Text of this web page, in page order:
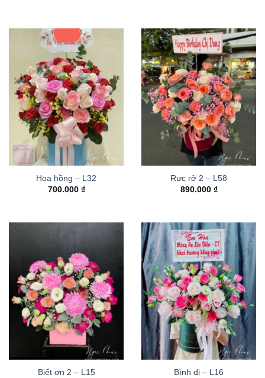
Hoa hồng – L32
700.000 ₫
Rực rở 2 – L58
890.000 ₫
Biết ơn 2 – L15
Bình dị – L16